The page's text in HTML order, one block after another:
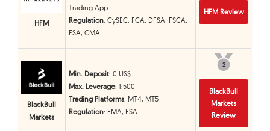
HFM
Trading App
Regulation: CySEC, FCA, DFSA, FSCA,
FSA, CMA
HFM Review
BlackBull
Markets
Min. Deposit: 0 US$
Max. Leverage: 1:500
Trading Platforms: MT4, MT5
Regulation: FMA, FSA
2
2
BlackBull
Markets
Review